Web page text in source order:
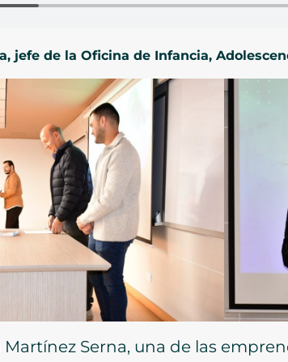
jefe de la Oficina de Infancia,
Martínez Serna, una de las